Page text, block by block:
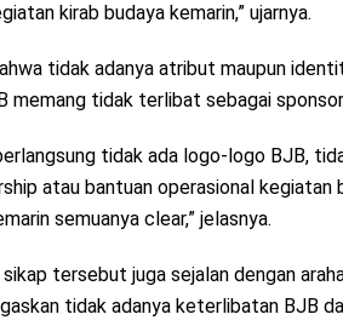
kirab budaya kemarin,” ujarnya.
tidak adanya atribut maupun
memang tidak terlibat sebagai
tidak ada logo-logo BJB,
atau bantuan operasional kegiatan
semuanya clear,” jelasnya.
sikap tersebut juga sejalan dengan
tidak adanya keterlibatan BJB